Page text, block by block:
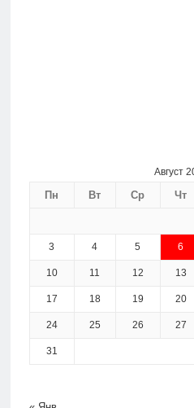
Август
Пн Вт Ср Чт
3 4 5 6
10 11 12 13
17 18 19 20
24 25 26 27
31